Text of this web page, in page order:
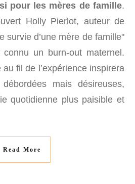
pour les mères de famille.
Holly Pierlot, auteur de
survie d’une mère de famille"
un burn-out maternel.
fil de l’expérience inspirera
mais désireuses,
quotidienne plus paisible et
Read More